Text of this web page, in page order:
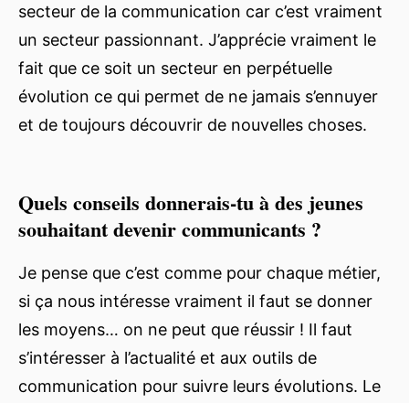
secteur de la communication car c’est vraiment
un secteur passionnant. J’apprécie vraiment le
fait que ce soit un secteur en perpétuelle
évolution ce qui permet de ne jamais s’ennuyer
et de toujours découvrir de nouvelles choses.
Quels conseils donnerais-tu à des jeunes
souhaitant devenir communicants ?
Je pense que c’est comme pour chaque métier,
si ça nous intéresse vraiment il faut se donner
les moyens… on ne peut que réussir ! Il faut
s’intéresser à l’actualité et aux outils de
communication pour suivre leurs évolutions. Le